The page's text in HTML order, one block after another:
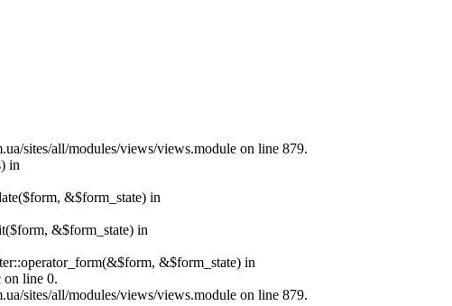
sites/all/modules/views/views.module on line 879.
in
&$form_state) in
&$form_state) in
&$form_state) in
on line 0.
sites/all/modules/views/views.module on line 879.